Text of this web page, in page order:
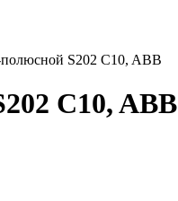
S202 C10, ABB
C10, ABB